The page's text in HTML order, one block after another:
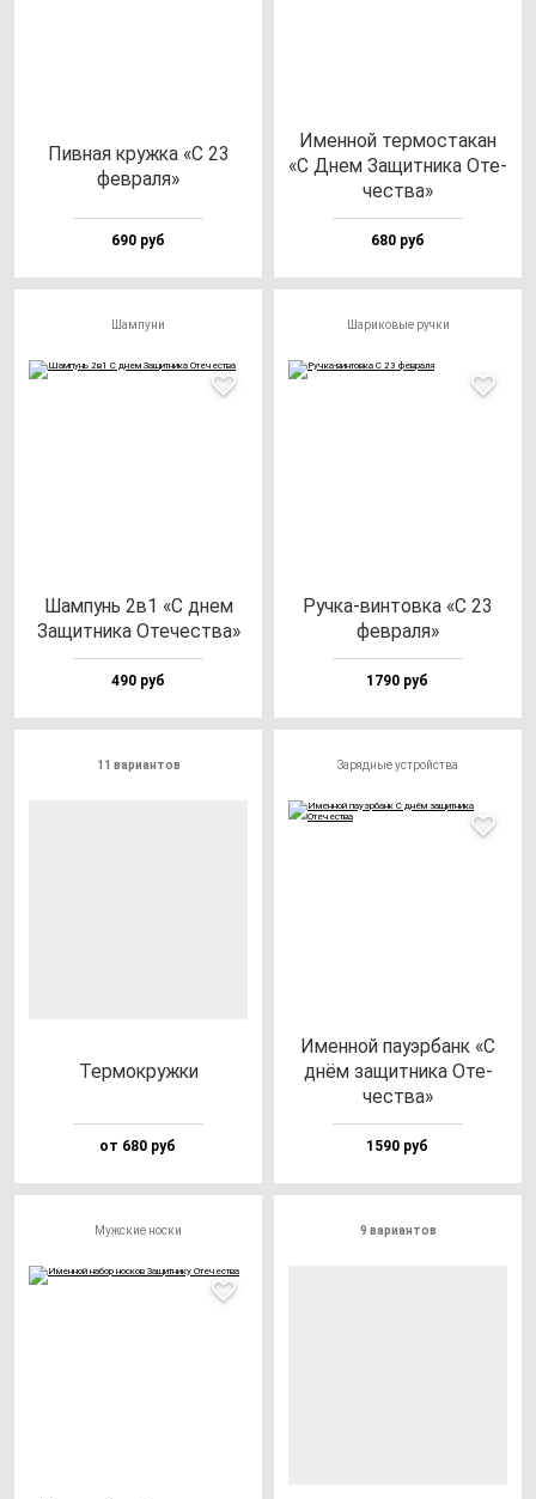
Пив­ная круж­ка «С 23
фев­ра­ля»
690 руб
Имен­ной тер­мос­та­кан
«С Днем Защит­ни­ка Оте­
чес­тва»
680 руб
Шампуни
Шам­пунь 2в1 «С днем
Защит­ни­ка Оте­чес­тва»
490 руб
Шариковые ручки
Руч­ка-вин­тов­ка «С 23
фев­ра­ля»
1790 руб
11 вариантов
Тер­мок­руж­ки
от 680 руб
Зарядные устройства
Имен­ной па­уэр­банк «С
днём за­щит­ни­ка Оте­
чес­тва»
1590 руб
Мужские носки 9 вариантов